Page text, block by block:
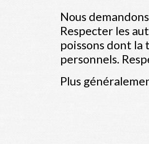
Nous
Respecter les
poissons dont la
personnels.
Plus